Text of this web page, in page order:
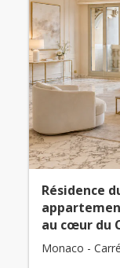
Résidence
au cœur du
Monaco -